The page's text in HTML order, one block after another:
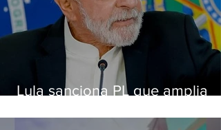
Lula sanciona PL que amplia
crianças